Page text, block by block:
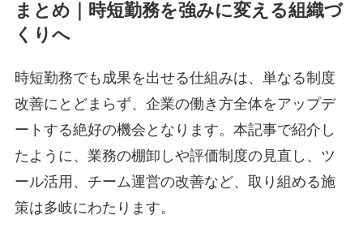
まとめ｜時短勤務を強みに変える組織づ
くりへ
時短勤務でも成果を出せる仕組みは、単なる制度
改善にとどまらず、企業の働き方全体をアップデ
ートする絶好の機会となります。本記事で紹介し
たように、業務の棚卸しや評価制度の見直し、ツ
ール活用、チーム運営の改善など、取り組める施
策は多岐にわたります。